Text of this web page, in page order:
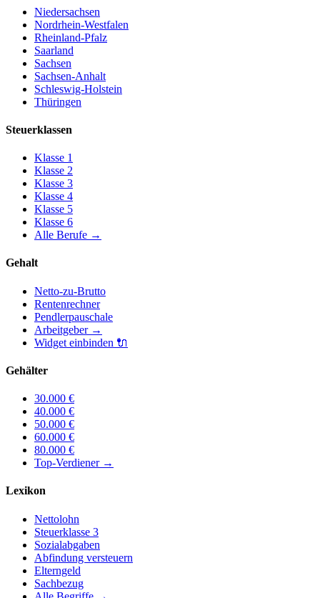
Niedersachsen
Nordrhein-Westfalen
Rheinland-Pfalz
Saarland
Sachsen
Sachsen-Anhalt
Schleswig-Holstein
Thüringen
Steuerklassen
Klasse 1
Klasse 2
Klasse 3
Klasse 4
Klasse 5
Klasse 6
Alle Berufe →
Gehalt
Netto-zu-Brutto
Rentenrechner
Pendlerpauschale
Arbeitgeber→
Widget einbinden 🔌
Gehälter
30.000 €
40.000 €
50.000 €
60.000 €
80.000 €
Top-Verdiener→
Lexikon
Nettolohn
Steuerklasse 3
Sozialabgaben
Abfindung versteuern
Elterngeld
Sachbezug